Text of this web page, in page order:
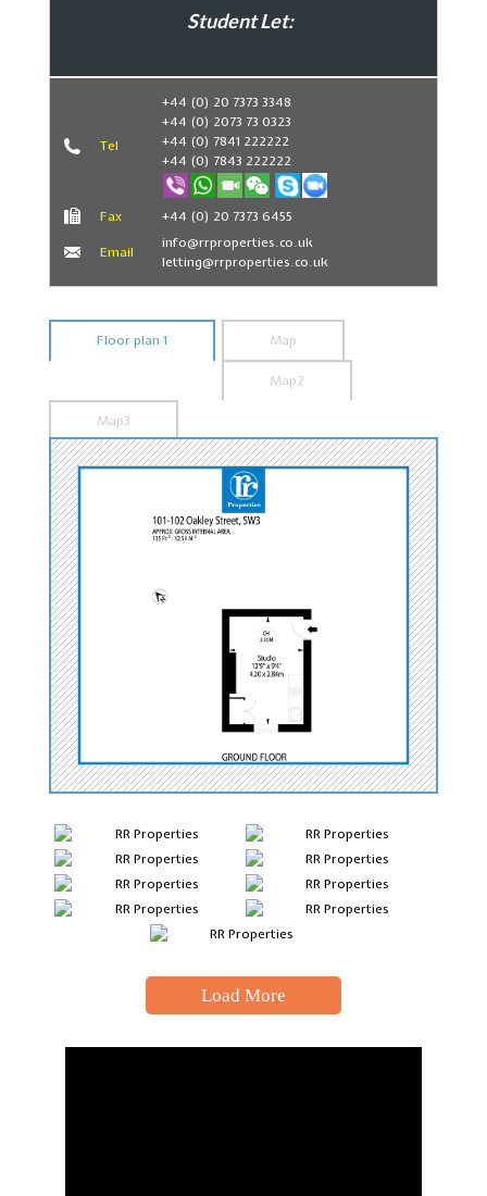
Student Let:
Book Now
Tel
+44 (0) 20 7373 3348
+44 (0) 2073 73 0323
+44 (0) 7841 222222
+44 (0) 7843 222222
Fax +44 (0) 20 7373 6455
Email
info@rrproperties.co.uk
letting@rrproperties.co.uk
Floor plan 1 Map
Map2
Map3
Load More